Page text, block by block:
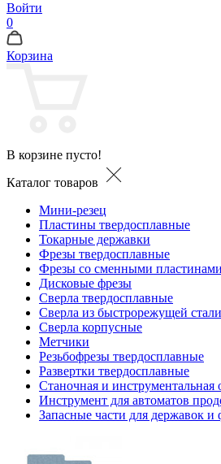
Войти
0
Корзина
В корзине пусто!
Каталог товаров
Мини-резец
Пластины твердосплавные
Токарные державки
Фрезы твердосплавные
Фрезы со сменными пластинами
Дисковые фрезы
Сверла твердосплавные
Сверла из быстрорежущей стали
Сверла корпусные
Метчики
Резьбофрезы твердосплавные
Развертки твердосплавные
Станочная и инструментальная
Инструмент для автоматов
Запасные части для державок и